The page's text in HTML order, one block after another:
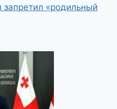
запретил «родильный